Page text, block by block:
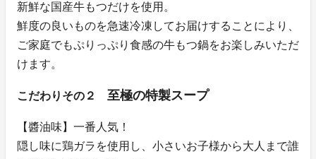
新鮮な国産牛もつだけを使用。
鮮度の良いものを急速冷凍してお届けすることにより、
ご家庭でもぷりっぷり食感の牛もつ鍋をお楽しみいただ
けます。
こだわりその２ 至極の特製スープ
【醬油味】一番人気！
隠し味に鶏ガラを使用し、小さいお子様から大人まで誰